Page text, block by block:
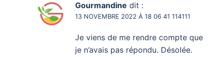
Gourmandine dit :
13 NOVEMBRE 2022 À 18 06 41 114111
Je viens de me rendre compte que
je n’avais pas répondu. Désolée.